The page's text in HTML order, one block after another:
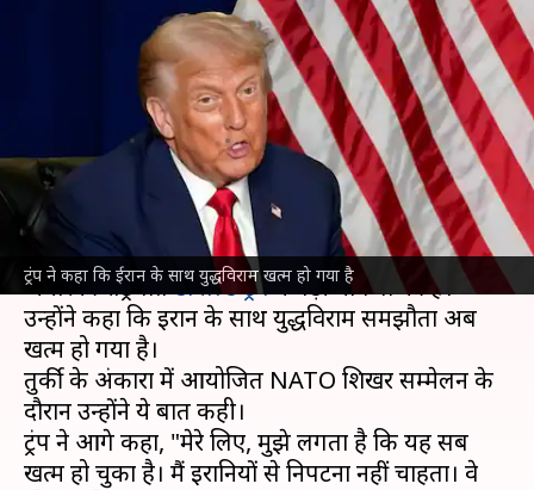
ट्रंप ने कहा कि ईरान के साथ युद्धविराम खत्म हो गया है
डोनाल्ड ट्रंप बोले- ईरान के साथ
युद्धविराम खत्म हुआ, शायद आज
रात फिर हमले करें
Jul 08, 2026 06:51 pm
क्या है खबर?
अमेरिका औरईरानके बीच तनाव बढ़ने के साथ ही
अमेरिकी राष्ट्रपतिडोनाल्ड ट्रंपने बड़ी घोषणा की है।
उन्होंने कहा कि ईरान के साथ युद्धविराम समझौता अब
खत्म हो गया है।
तुर्की के अंकारा में आयोजित NATO शिखर सम्मेलन के
दौरान उन्होंने ये बात कही।
ट्रंप ने आगे कहा, "मेरे लिए, मुझे लगता है कि यह सब
खत्म हो चुका है। मैं ईरानियों से निपटना नहीं चाहता। वे